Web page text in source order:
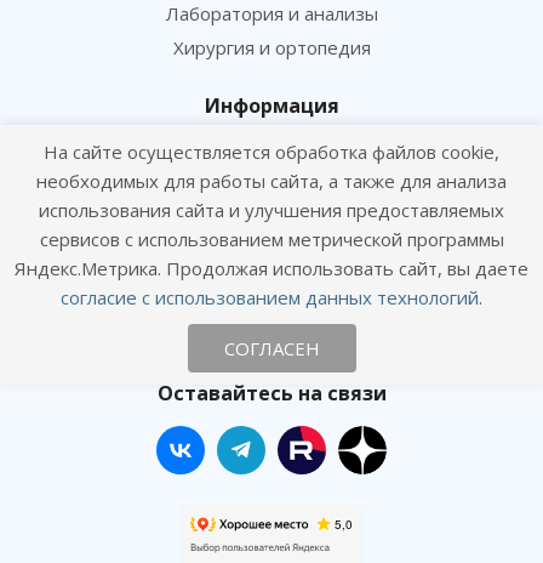
Лаборатория и анализы
Хирургия и ортопедия
Информация
Цены
Статьи
Политика конфиденциальности
Согласие посетителя сайта на обработку персональных данных
Согласие на получение рекламных рассылок
Онлайн консультация
Оставайтесь на связи
На сайте осуществляется обработка файлов cookie,
необходимых для работы сайта, а также для анализа
использования сайта и улучшения предоставляемых
сервисов с использованием метрической программы
Яндекс.Метрика. Продолжая использовать сайт, вы даете
согласие с использованием данных технологий.
СОГЛАСЕН